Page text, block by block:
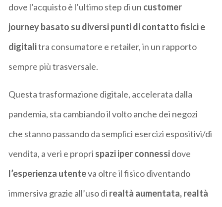
dove l’acquisto è l’ultimo step di un customer
journey basato su diversi punti di contatto fisici e
digitalitra consumatore e retailer, in un rapporto
sempre più trasversale.
Questa trasformazione digitale, accelerata dalla
pandemia, sta cambiando il volto anche dei negozi
che stanno passando da semplici esercizi espositivi/di
vendita, a veri e propri spazi iper connessidove
l’esperienza utenteva oltre il fisico diventando
immersiva grazie all’uso di realtà aumentata, realtà